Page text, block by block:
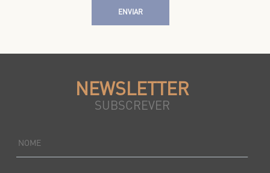
ENVIAR
NEWSLETTER
SUBSCREVER
NOME